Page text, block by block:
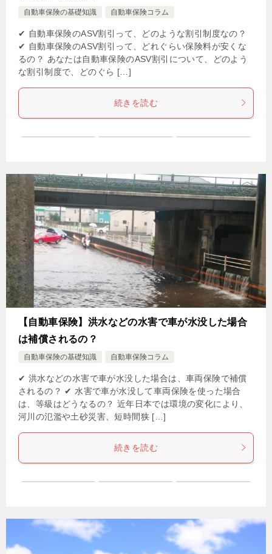
自動車保険の基礎知識 自動車保険コラム
✔ 自動車保険のASV割引って、どのような割引制度なの？
✔ 自動車保険のASV割引って、どれぐらい保険料が安くな
るの？ あなたは自動車保険のASV割引について、どのよう
な割引制度で、どのぐら […]
続きを読む
【自動車保険】洪水などの水害で車が水没した場合
は補償されるの？
自動車保険の基礎知識 自動車保険コラム
✔ 洪水などの水害で車が水没した場合は、車両保険で補償
されるの？ ✔ 水害で車が水没して車両保険を使った場合
は、等級はどうなるの？ 近年日本では環境の変化により、
河川の氾濫や土砂災害、短時間狭 […]
続きを読む